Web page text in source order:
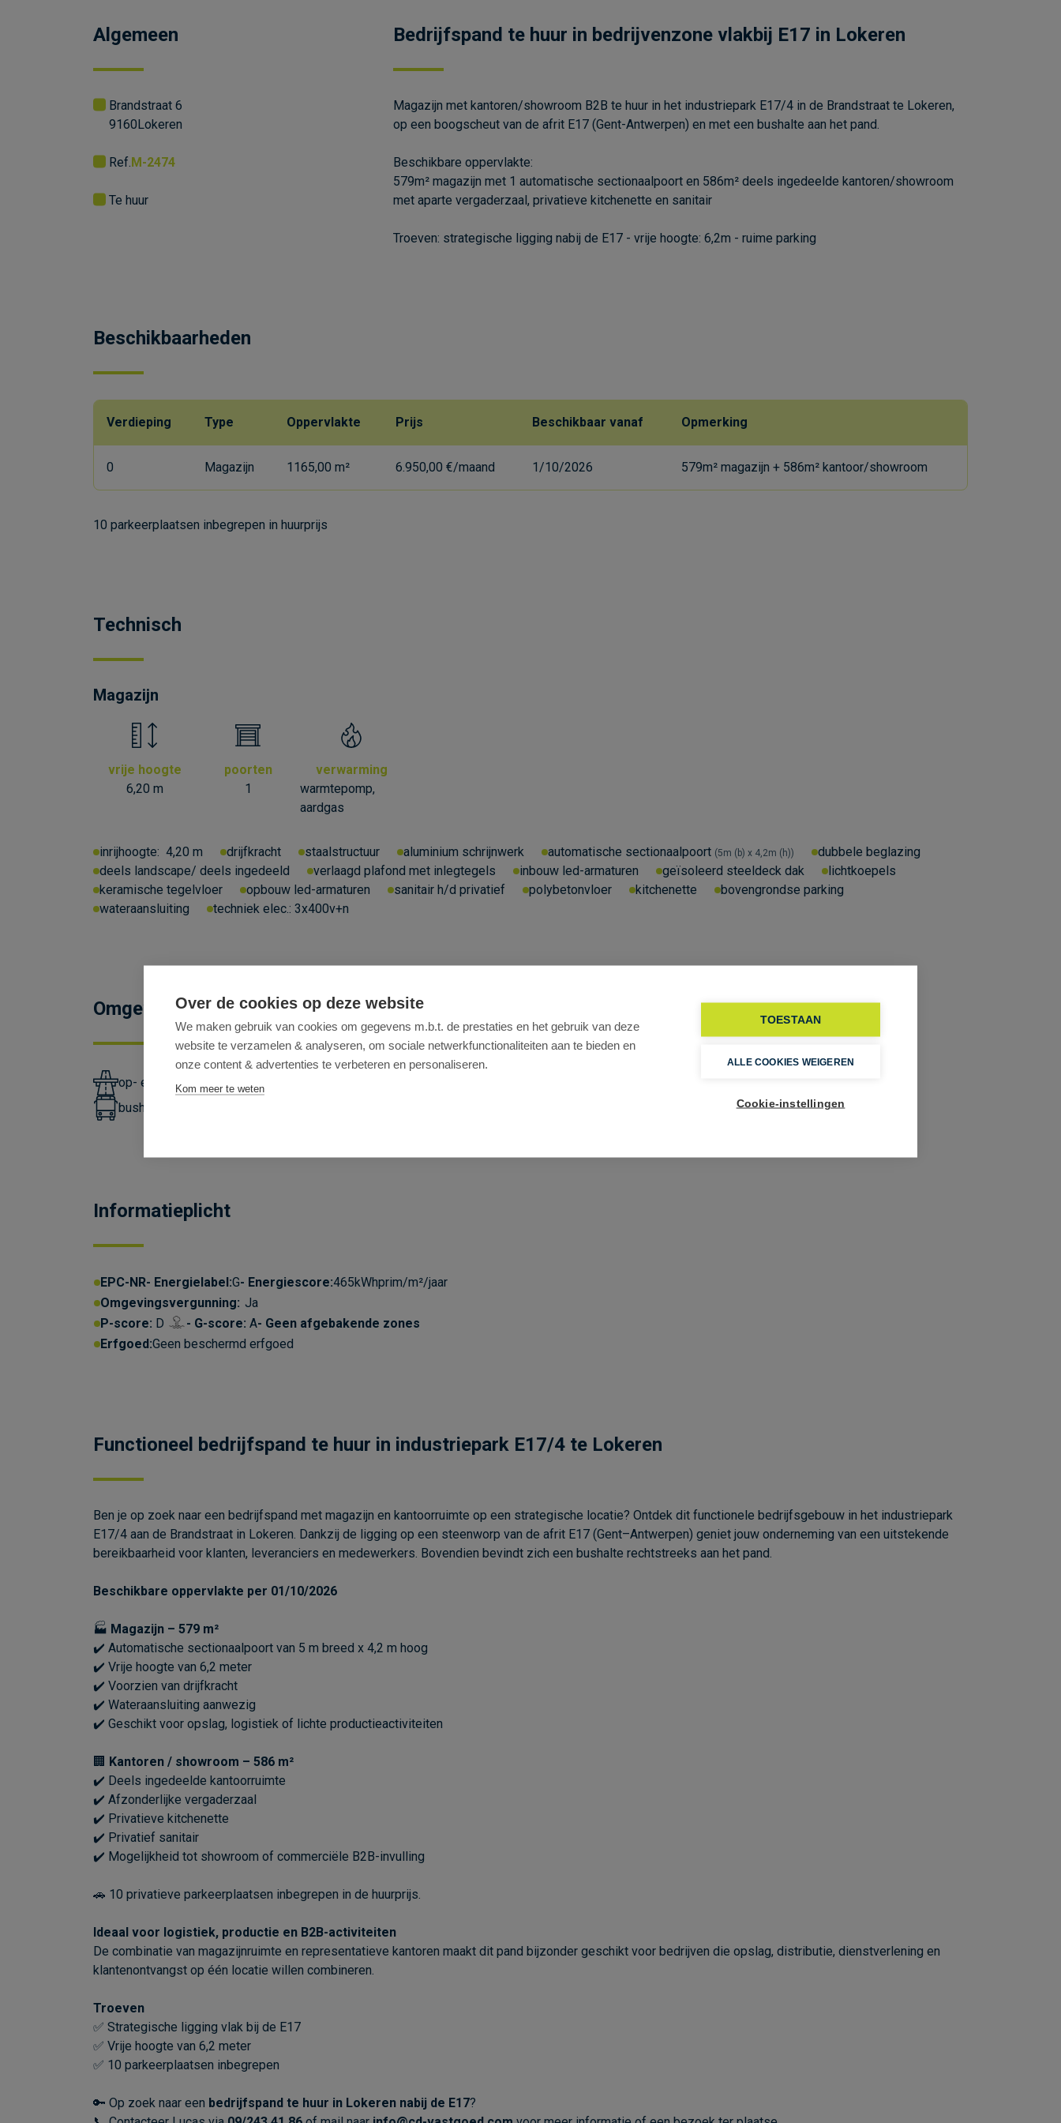
Algemeen
Lokeren
9160
Brandstraat 6
Ref.M-2474
Te huur
Bedrijfspand te huur in bedrijvenzone vlakbij E17 in Lokeren
Magazijn met kantoren/showroom B2B te huur in het industriepark E17/4 in de Brandstraat te Lokeren,
op een boogscheut van de afrit E17 (Gent-Antwerpen) en met een bushalte aan het pand.
Beschikbare oppervlakte:
579m² magazijn met 1 automatische sectionaalpoort en 586m² deels ingedeelde kantoren/showroom
met aparte vergaderzaal, privatieve kitchenette en sanitair
Troeven: strategische ligging nabij de E17 - vrije hoogte: 6,2m - ruime parking
Beschikbaarheden
Verdieping Type Oppervlakte Prijs Beschikbaar vanaf Opmerking
0 Magazijn 1165,00 m² 6.950,00 €/maand 1/10/2026 579m² magazijn + 586m² kantoor/showroom
10 parkeerplaatsen inbegrepen in huurprijs
Technisch
Magazijn
vrije hoogte
6,20 m
poorten
1
verwarming
warmtepomp,
aardgas
inrijhoogte: 4,20 m drijfkracht staalstructuur aluminium schrijnwerk automatische sectionaalpoort 5m (b) x 4,2m (h)
dubbele beglazing
deels landscape/ deels ingedeeld
verlaagd plafond met inlegtegels inbouw led-armaturen geïsoleerd steeldeck dak
lichtkoepels
keramische tegelvloer
opbouw led-armaturen sanitair h/d privatief polybetonvloer kitchenette
bovengrondse parking
wateraansluiting
techniek elec.: 3x400v+n
Omgeving
op- en afrit E17: 1,5km
bushalte lijnen 49,497: 42m
Informatieplicht
EPC-NR Energielabel:G Energiescore:465kWhprim/m²/jaar
Omgevingsvergunning: Ja
P-score: D G-score: A Geen afgebakende zones
Erfgoed:Geen beschermd erfgoed
Functioneel bedrijfspand te huur in industriepark E17/4 te Lokeren
Ben je op zoek naar een bedrijfspand met magazijn en kantoorruimte op een strategische locatie? Ontdek dit functionele bedrijfsgebouw in het industriepark
E17/4 aan de Brandstraat in Lokeren. Dankzij de ligging op een steenworp van de afrit E17 (Gent–Antwerpen) geniet jouw onderneming van een uitstekende
bereikbaarheid voor klanten, leveranciers en medewerkers. Bovendien bevindt zich een bushalte rechtstreeks aan het pand.
Beschikbare oppervlakte per 01/10/2026
🏭 Magazijn – 579 m²
✔️ Automatische sectionaalpoort van 5 m breed x 4,2 m hoog
✔️ Vrije hoogte van 6,2 meter
✔️ Voorzien van drijfkracht
✔️ Wateraansluiting aanwezig
✔️ Geschikt voor opslag, logistiek of lichte productieactiviteiten
🏢 Kantoren / showroom – 586 m²
✔️ Deels ingedeelde kantoorruimte
✔️ Afzonderlijke vergaderzaal
✔️ Privatieve kitchenette
✔️ Privatief sanitair
✔️ Mogelijkheid tot showroom of commerciële B2B-invulling
🚗 10 privatieve parkeerplaatsen inbegrepen in de huurprijs.
Ideaal voor logistiek, productie en B2B-activiteiten
De combinatie van magazijnruimte en representatieve kantoren maakt dit pand bijzonder geschikt voor bedrijven die opslag, distributie, dienstverlening en
klantenontvangst op één locatie willen combineren.
Troeven
✅ Strategische ligging vlak bij de E17
✅ Vrije hoogte van 6,2 meter
✅ 10 parkeerplaatsen inbegrepen
🔑 Op zoek naar een bedrijfspand te huur in Lokeren nabij de E17?
Over de cookies op deze website
We maken gebruik van cookies om gegevens m.b.t. de prestaties en het gebruik van deze
website te verzamelen & analyseren, om sociale netwerkfunctionaliteiten aan te bieden en
onze content & advertenties te verbeteren en personaliseren.
Kom meer te weten
TOESTAAN
ALLE COOKIES WEIGEREN
Cookie-instellingen